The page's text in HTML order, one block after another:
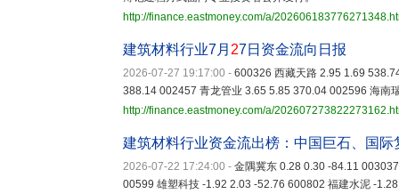
http://finance.eastmoney.com/a/
建筑材料行业7月 27日资金流向日报
2026-07-27 19:17:00 - 600326 西藏天路 2.95 1.69
388.14 002457 青龙管业 3.65 5.85 370.04 002596 海南
http://finance.eastmoney.com/a/
建筑材料行业资金流出榜：中国巨石、国
2026-07-22 17:24:00 - 金隅冀东 0.28 0.30 -84.11
00599 雄塑科技 -1.92 2.03 -52.76 600802 福建水泥 -